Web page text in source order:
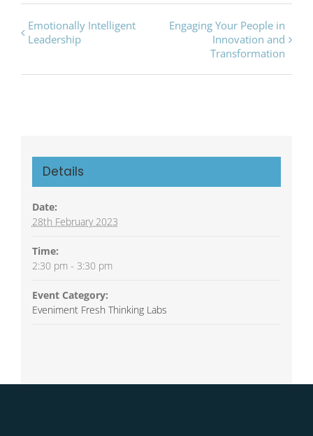
Event
Navigation
Emotionally Intelligent
Leadership
Engaging Your People in
Innovation and
Transformation
Details
Date:
28th February 2023
Time:
2:30 pm - 3:30 pm
Event Category:
Eveniment Fresh Thinking Labs